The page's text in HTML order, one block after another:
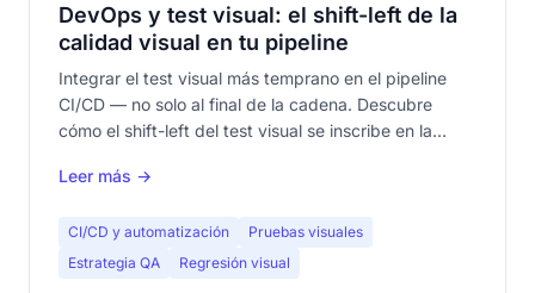
DevOps y test visual: el shift-left de la
calidad visual en tu pipeline
Integrar el test visual más temprano en el pipeline
CI/CD — no solo al final de la cadena. Descubre
cómo el shift-left del test visual se inscribe en la
Leer más →
CI/CD y automatización
Pruebas visuales
Estrategia QA
Regresión visual